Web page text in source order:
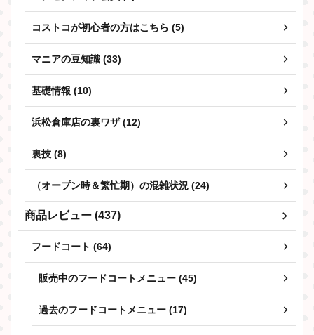
コストコが初心者の方はこちら (5)
マニアの豆知識 (33)
基礎情報 (10)
浜松倉庫店の裏ワザ (12)
裏技 (8)
（オープン時＆繁忙期）の混雑状況 (24)
商品レビュー (437)
フードコート (64)
販売中のフードコートメニュー (45)
過去のフードコートメニュー (17)